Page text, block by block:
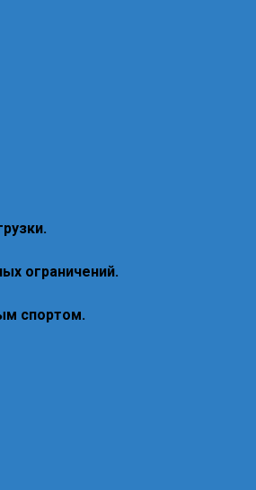
ограничений.
спортом.